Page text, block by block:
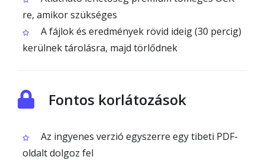
re, amikor szükséges
A fájlok és eredmények rövid ideig (30 percig)
kerülnek tárolásra, majd törlődnek
Fontos korlátozások
Az ingyenes verzió egyszerre egy tibeti PDF-
oldalt dolgoz fel